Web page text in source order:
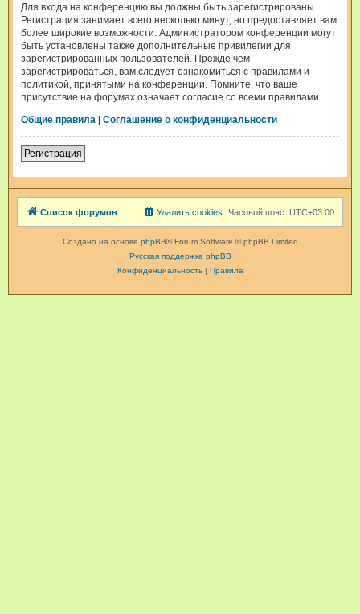
Для входа на конференцию вы должны быть зарегистрированы.
Регистрация занимает всего несколько минут, но предоставляет вам
более широкие возможности. Администратором конференции могут
быть установлены также дополнительные привилегии для
зарегистрированных пользователей. Прежде чем
зарегистрироваться, вам следует ознакомиться с правилами и
политикой, принятыми на конференции. Помните, что ваше
присутствие на форумах означает согласие со всеми правилами.
Общие правила | Соглашение о конфиденциальности
Регистрация
Список форумов Часовой пояс: UTC+03:00
Удалить cookies
Создано на основе phpBB® Forum Software © phpBB Limited
Русская поддержка phpBB
Конфиденциальность| Правила